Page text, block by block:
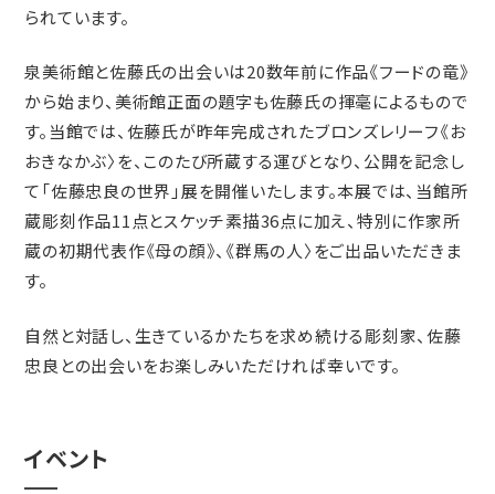
られています。
泉美術館と佐藤氏の出会いは20数年前に作品《フードの竜》
から始まり、美術館正面の題字も佐藤氏の揮毫によるもので
す。当館では、佐藤氏が昨年完成されたブロンズレリーフ《お
おきなかぶ〉を、このたび所蔵する運びとなり、公開を記念し
て「佐藤忠良の世界」展を開催いたします。本展では、当館所
蔵彫刻作品11点とスケッチ素描36点に加え、特別に作家所
蔵の初期代表作《母の顔》、《群馬の人〉をご出品いただきま
す。
自然と対話し、生きているかたちを求め続ける彫刻家、佐藤
忠良との出会いをお楽しみいただければ幸いです。
イベント